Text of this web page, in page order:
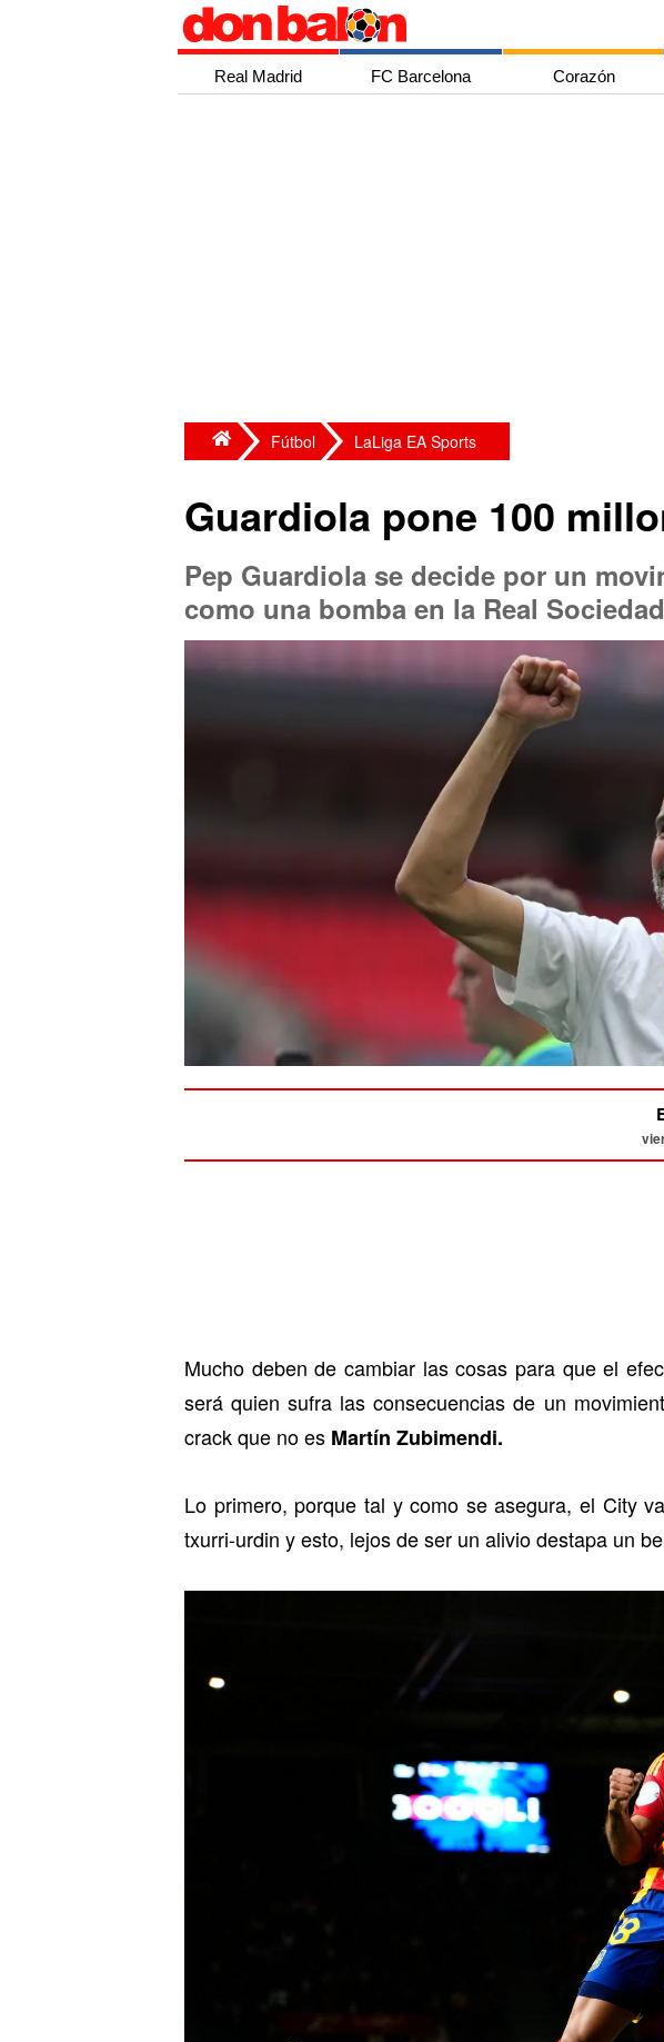
Real Madrid FC Barcelona Corazón
Fútbol LaLiga EA Sports
Guardiola pone 100
Pep Guardiola se decide por un
como una bomba en la Real Sociedad
Mucho deben de cambiar las cosas para que el
será quien sufra las consecuencias de un
crack que no es Martín Zubimendi.
Lo primero, porque tal y como se asegura, el City
txurri-urdin y esto, lejos de ser un alivio destapa un